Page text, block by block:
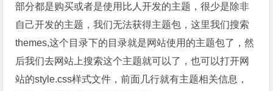
部分都是购买或者是使用比人开发的主题，很少是除非
自己开发的主题，我们无法获得主题包，这里我们搜索
themes,这个目录下的目录就是网站使用的主题包了，然
后我们去网站上搜索这个主题就可以了，也可以打开网
站的style.css样式文件，前面几行就有主题相关信息，